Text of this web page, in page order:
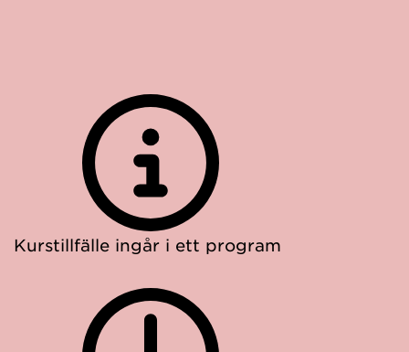
Kurstillfälle ingår i ett program